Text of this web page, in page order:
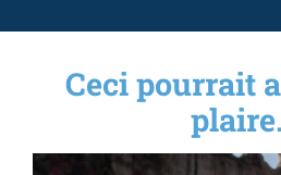
Ceci pourrait